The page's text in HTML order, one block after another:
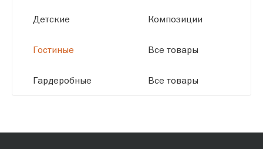
Детские
Гостиные
Гардеробные
Композиции
Все товары
Все товары